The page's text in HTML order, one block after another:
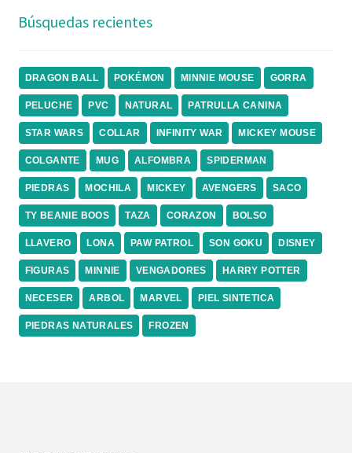
Búsquedas recientes
DRAGON BALL POKÉMON MINNIE MOUSE GORRA
PELUCHE PVC NATURAL PATRULLA CANINA
STAR WARS COLLAR INFINITY WAR MICKEY MOUSE
COLGANTE MUG ALFOMBRA SPIDERMAN
PIEDRAS MOCHILA MICKEY AVENGERS SACO
TY BEANIE BOOS TAZA CORAZON BOLSO
LLAVERO LONA PAW PATROL SON GOKU DISNEY
FIGURAS MINNIE VENGADORES HARRY POTTER
NECESER ARBOL MARVEL PIEL SINTETICA
PIEDRAS NATURALES FROZEN